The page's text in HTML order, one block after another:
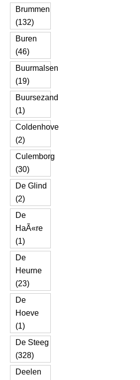
Brummen
(132)
Buren
(46)
Buurmalsen
(19)
Buursezand
(1)
Coldenhove
(2)
Culemborg
(30)
De Glind
(2)
De
HaÃ«re
(1)
De
Heurne
(23)
De
Hoeve
(1)
De Steeg
(328)
Deelen